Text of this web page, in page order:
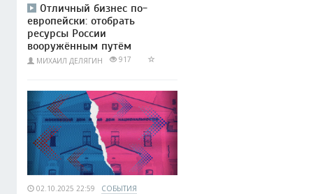
Отличный бизнес по-
европейски: отобрать
ресурсы России
вооружённым путём
МИХАИЛ ДЕЛЯГИН 917
02.10.2025 22:59 СОБЫТИЯ